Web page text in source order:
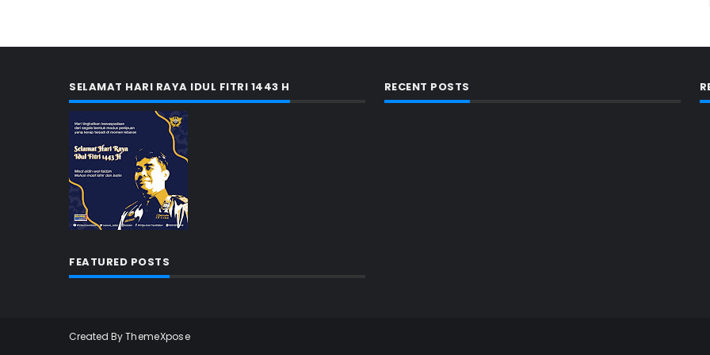
SELAMAT HARI RAYA IDUL FITRI 1443 H
FEATURED POSTS
RECENT POSTS
Created ByThemeXpose